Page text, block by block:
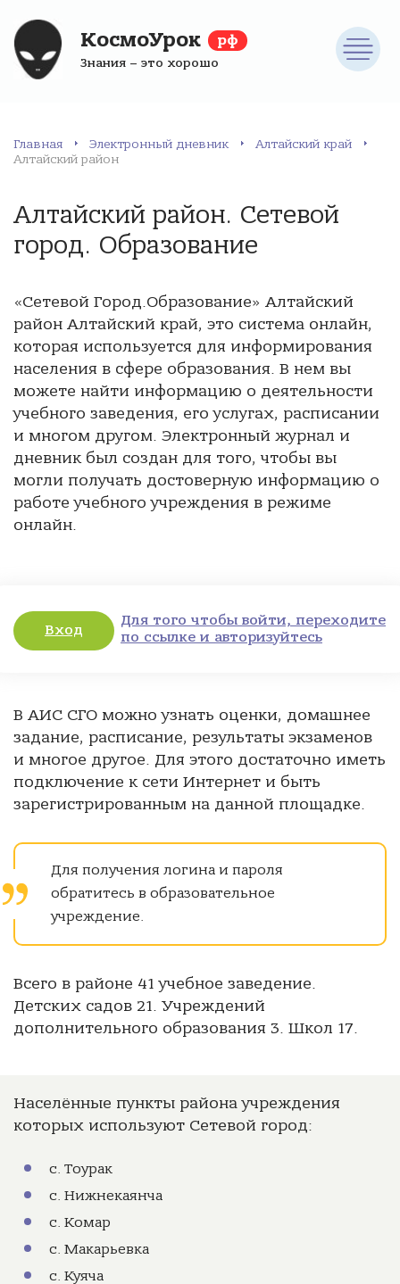
КосмоУрок рф
Знания – это хорошо
Главная Электронный дневник
Алтайский край
Алтайский район
Алтайский район. Сетевой
город. Образование
«Сетевой Город.Образование» Алтайский
район Алтайский край, это система онлайн,
которая используется для информирования
населения в сфере образования. В нем вы
можете найти информацию о деятельности
учебного заведения, его услугах, расписании
и многом другом. Электронный журнал и
дневник был создан для того, чтобы вы
могли получать достоверную информацию о
работе учебного учреждения в режиме
онлайн.
Вход
Для того чтобы войти, переходите
по ссылке и авторизуйтесь
В АИС СГО можно узнать оценки, домашнее
задание, расписание, результаты экзаменов
и многое другое. Для этого достаточно иметь
подключение к сети Интернет и быть
зарегистрированным на данной площадке.
Для получения логина и пароля
обратитесь в образовательное
учреждение.
Всего в районе 41 учебное заведение.
Детских садов 21. Учреждений
дополнительного образования 3. Школ 17.
Населённые пункты района учреждения
которых используют Сетевой город:
с. Тоурак
с. Нижнекаянча
с. Комар
с. Макарьевка
с. Куяча